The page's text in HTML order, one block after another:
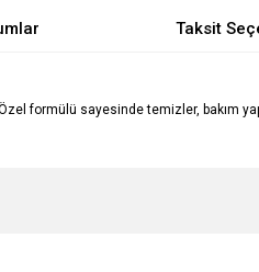
Taksit
formülü sayesinde temizler, bakım